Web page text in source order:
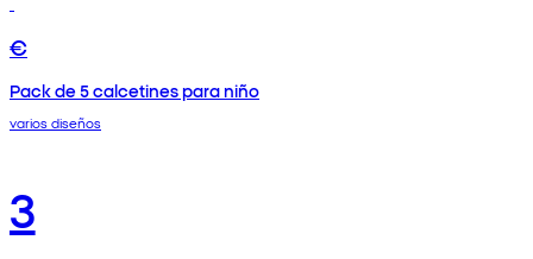
€
Pack de 5 calcetines para niño
varios diseños
3